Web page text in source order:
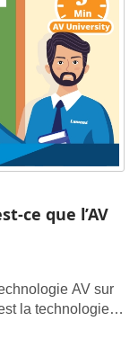
ce que l’AV
AV sur
la technologie
L’adoption de